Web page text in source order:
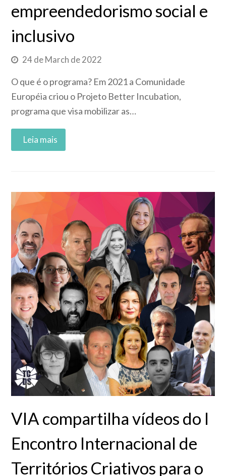
empreendedorismo social e
inclusivo
24 de March de 2022
O que é o programa? Em 2021 a Comunidade
Européia criou o Projeto Better Incubation,
programa que visa mobilizar as…
VIA compartilha vídeos do I
Encontro Internacional de
Territórios Criativos para o